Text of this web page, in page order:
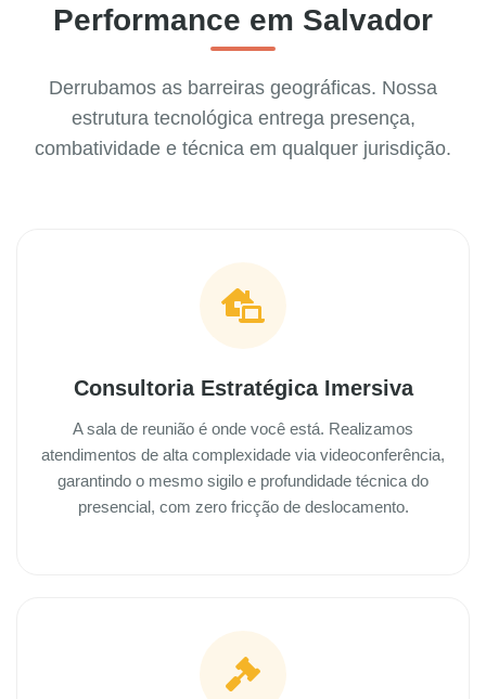
Performance em Salvador
Derrubamos as barreiras geográficas. Nossa
estrutura tecnológica entrega presença,
combatividade e técnica em qualquer jurisdição.
Consultoria Estratégica Imersiva
A sala de reunião é onde você está. Realizamos
atendimentos de alta complexidade via videoconferência,
garantindo o mesmo sigilo e profundidade técnica do
presencial, com zero fricção de deslocamento.